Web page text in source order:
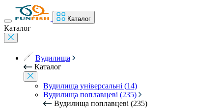
Каталог
Каталог
Вудилища
Каталог
Вудилища універсальні (14)
Вудилища поплавцеві (235)
Вудилища поплавцеві (235)